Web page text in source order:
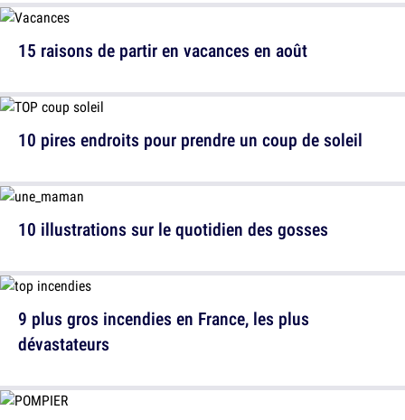
15 raisons de partir en vacances en août
10 illustrations sur le quotidien des gosses
10 pires endroits pour prendre un coup de soleil
9 plus gros incendies en France, les plus
dévastateurs